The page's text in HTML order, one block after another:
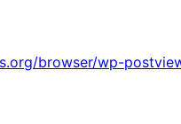
browser/wp-